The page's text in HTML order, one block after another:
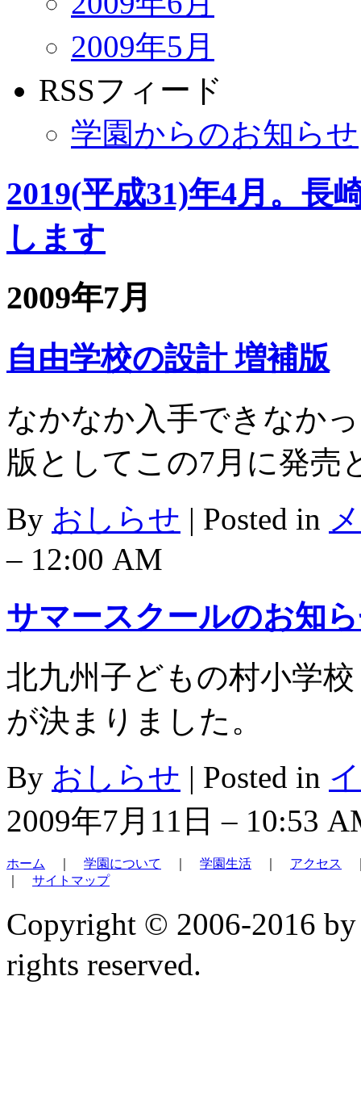
2009年5月
RSSフィード
学園からのお知らせ
2019(平成31)年4月。長
します
2009年7月
自由学校の設計 増補版
なかなか入手できなか
版としてこの7月に発売
By おしらせ | Posted in
– 12:00 AM
サマースクールのお知
北九州子どもの村小学
が決まりました。
By おしらせ | Posted in
2009年7月11日 – 10:53
ホーム 学園について 学園生活 アクセス
サイトマップ
Copyright © 2006-2016
rights reserved.